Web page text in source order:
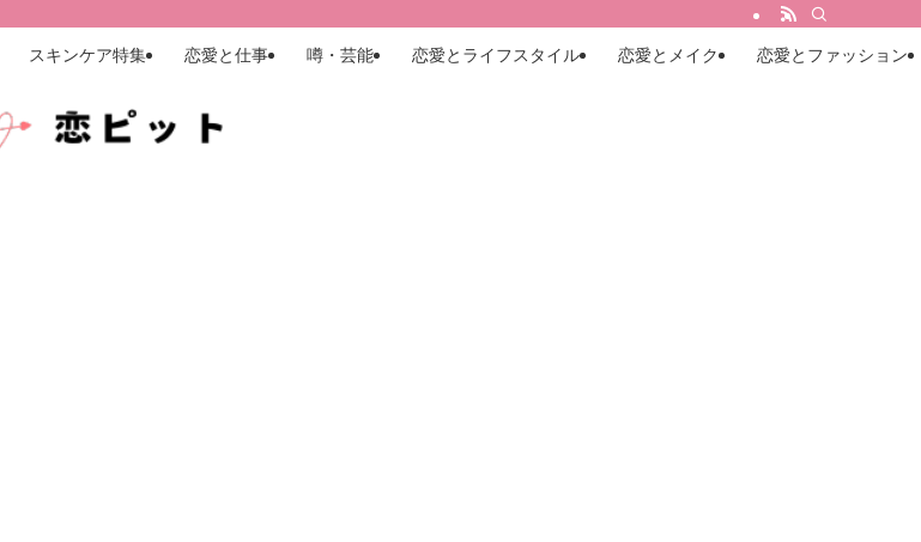
スキンケア特集 恋愛と仕事 噂・芸能 恋愛とライフスタイル 恋愛とメイク 恋愛とファッション